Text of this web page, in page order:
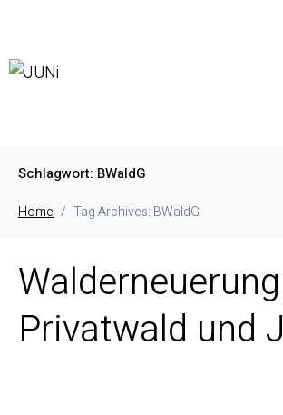
Schlagwort: BWaldG
Home Tag Archives: BWaldG
Privatwald und